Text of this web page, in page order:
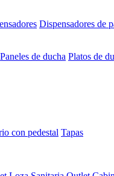
Dispensadores de
Paneles de ducha Platos de
con pedestal Tapas